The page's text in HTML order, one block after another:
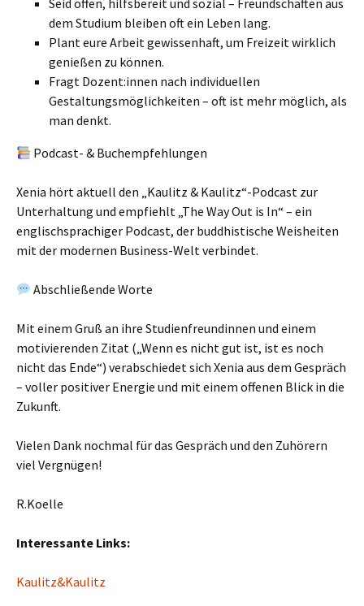
Seid offen, hilfsbereit und sozial – Freundschaften aus
dem Studium bleiben oft ein Leben lang.
Plant eure Arbeit gewissenhaft, um Freizeit wirklich
genießen zu können.
Fragt Dozent:innen nach individuellen
Gestaltungsmöglichkeiten – oft ist mehr möglich, als
man denkt.
Podcast- & Buchempfehlungen
Xenia hört aktuell den „Kaulitz & Kaulitz“-Podcast zur
Unterhaltung und empfiehlt „The Way Out is In“ – ein
englischsprachiger Podcast, der buddhistische Weisheiten
mit der modernen Business-Welt verbindet.
Abschließende Worte
Mit einem Gruß an ihre Studienfreundinnen und einem
motivierenden Zitat („Wenn es nicht gut ist, ist es noch
nicht das Ende“) verabschiedet sich Xenia aus dem Gespräch
– voller positiver Energie und mit einem offenen Blick in die
Zukunft.
Vielen Dank nochmal für das Gespräch und den Zuhörern
viel Vergnügen!
R.Koelle
Interessante Links:
Kaulitz&Kaulitz